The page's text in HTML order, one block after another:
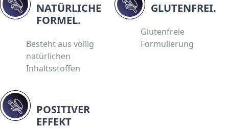
NATÜRLICHE
FORMEL.
Besteht aus völlig
natürlichen
Inhaltsstoffen
GLUTENFREI.
Glutenfreie
Formulierung
POSITIVER
EFFEKT